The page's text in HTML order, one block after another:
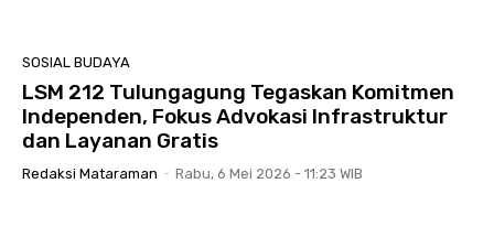
SOSIAL BUDAYA
LSM 212 Tulungagung Tegaskan Komitmen
Independen, Fokus Advokasi Infrastruktur
dan Layanan Gratis
Redaksi Mataraman - Rabu, 6 Mei 2026 - 11:23 WIB